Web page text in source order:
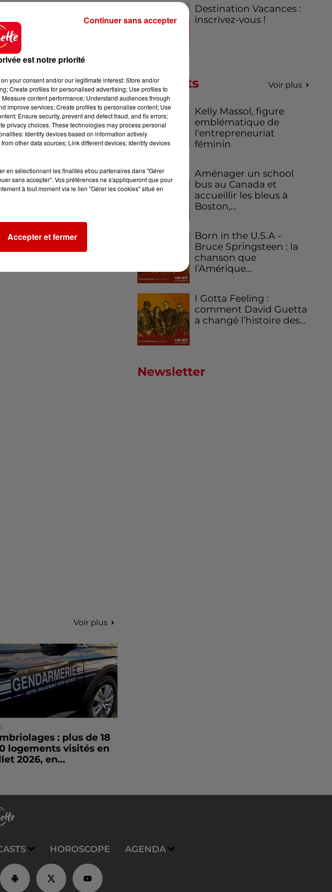
sets pour /sets contre,
Destination Vacances :
inscrivez-vous !
Podcasts Voir plus
Kelly Massol, figure
emblématique de
l'entrepreneuriat
féminin
Aménager un school
bus au Canada et
accueillir les bleus à
Boston,...
Born in the U.S.A -
Bruce Springsteen : la
chanson que
l’Amérique...
I Gotta Feeling :
comment David Guetta
a changé l’histoire des...
Newsletter
Voir plus
: plus de 18
logements visités en
2026, en...
HOROSCOPE AGENDA
est notre priorité
your consent and/or our legitimate interest: Store and/or
Create profiles for personalised advertising; Use profiles to
content performance; Understand audiences through
improve services; Create profiles to personalise content; Use
Ensure security, prevent and detect fraud, and fix errors;
privacy choices. These technologies may process personal
Identify devices based on information actively
other data sources; Link different devices; Identify devices
en sélectionnant les finalités et/ou partenaires dans "Gérer
sans accepter". Vos préférences ne s'appliqueront que pour
à tout moment via le lien "Gérer les cookies" situé en
Accepter et fermer
Continuer sans accepter